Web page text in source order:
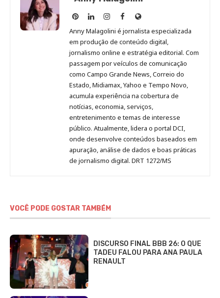
Anny
Malagolini
no
Pinterest
Anny
Malagolini
no
LinkedIn
Anny
Malagolini
no
Instagram
Anny
Malagolini
no
Facebook
Site
de
Anny
Malagolini
Anny Malagolini é jornalista especializada
em produção de conteúdo digital,
jornalismo online e estratégia editorial. Com
passagem por veículos de comunicação
como Campo Grande News, Correio do
Estado, Midiamax, Yahoo e Tempo Novo,
acumula experiência na cobertura de
notícias, economia, serviços,
entretenimento e temas de interesse
público. Atualmente, lidera o portal DCI,
onde desenvolve conteúdos baseados em
apuração, análise de dados e boas práticas
de jornalismo digital. DRT 1272/MS
VOCÊ PODE GOSTAR TAMBÉM
DISCURSO FINAL BBB 26: O QUE
TADEU FALOU PARA ANA PAULA
RENAULT